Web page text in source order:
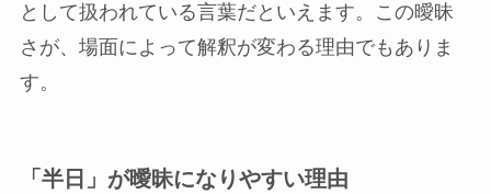
として扱われている言葉だといえます。この曖昧
さが、場面によって解釈が変わる理由でもありま
す。
「半日」が曖昧になりやすい理由